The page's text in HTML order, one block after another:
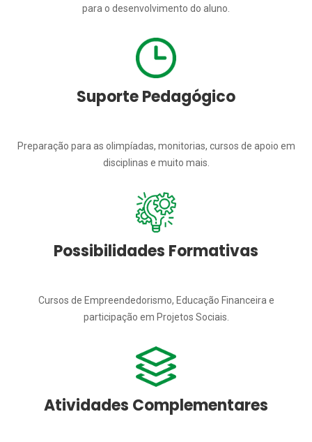
para o desenvolvimento do aluno.
Suporte Pedagógico
Preparação para as olimpíadas, monitorias, cursos de apoio em
disciplinas e muito mais.
Possibilidades Formativas
Cursos de Empreendedorismo, Educação Financeira e
participação em Projetos Sociais.
Atividades Complementares